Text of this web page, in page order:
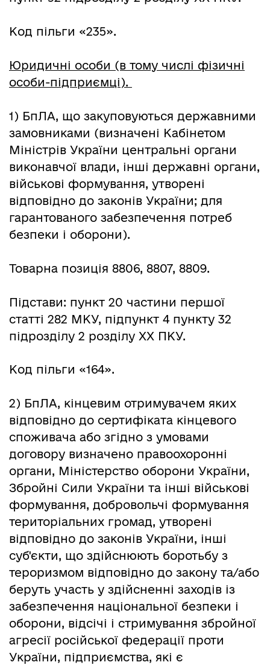
Код пільги «235».
Юридичні особи (в тому числі фізичні
особи-підприємці).
1) БпЛА, що закуповуються державними
замовниками (визначені Кабінетом
Міністрів України центральні органи
виконавчої влади, інші державні органи,
військові формування, утворені
відповідно до законів України; для
гарантованого забезпечення потреб
безпеки і оборони).
Товарна позиція 8806, 8807, 8809.
Підстави: пункт 20 частини першої
статті 282 МКУ, підпункт 4 пункту 32
підрозділу 2 розділу ХХ ПКУ.
Код пільги «164».
2) БпЛА, кінцевим отримувачем яких
відповідно до сертифіката кінцевого
споживача або згідно з умовами
договору визначено правоохоронні
органи, Міністерство оборони України,
Збройні Сили України та інші військові
формування, добровольчі формування
територіальних громад, утворені
відповідно до законів України, інші
суб'єкти, що здійснюють боротьбу з
тероризмом відповідно до закону та/або
беруть участь у здійсненні заходів із
забезпечення національної безпеки і
оборони, відсічі і стримування збройної
агресії російської федерації проти
України, підприємства, які є